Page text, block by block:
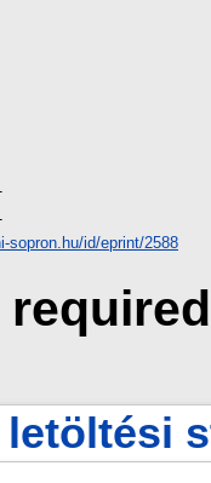
sopron.hu/id/eprint/2588